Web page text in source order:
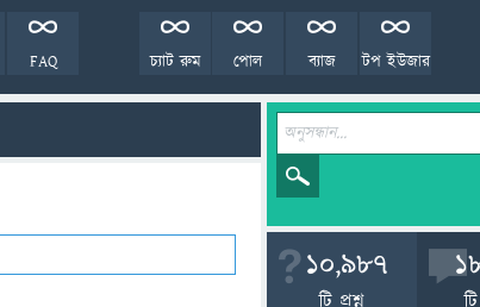
FAQ টপ ইউজার
ব্যাজ
পোল
চ্যাট রুম
10,987
টি প্রশ্ন